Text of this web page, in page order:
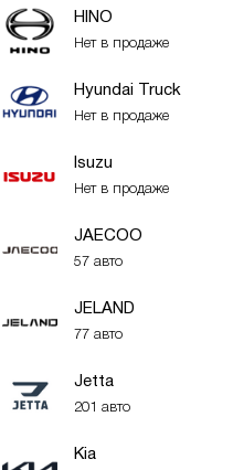
HINO
Нет в продаже
Hyundai Truck
Нет в продаже
Isuzu
Нет в продаже
JAECOO
57 авто
JELAND
77 авто
Jetta
201 авто
Kia